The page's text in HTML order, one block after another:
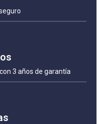
3 años de garantía